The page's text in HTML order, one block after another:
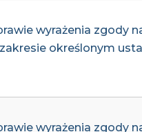
wyrażenia zgody
określonym
wyrażenia zgody